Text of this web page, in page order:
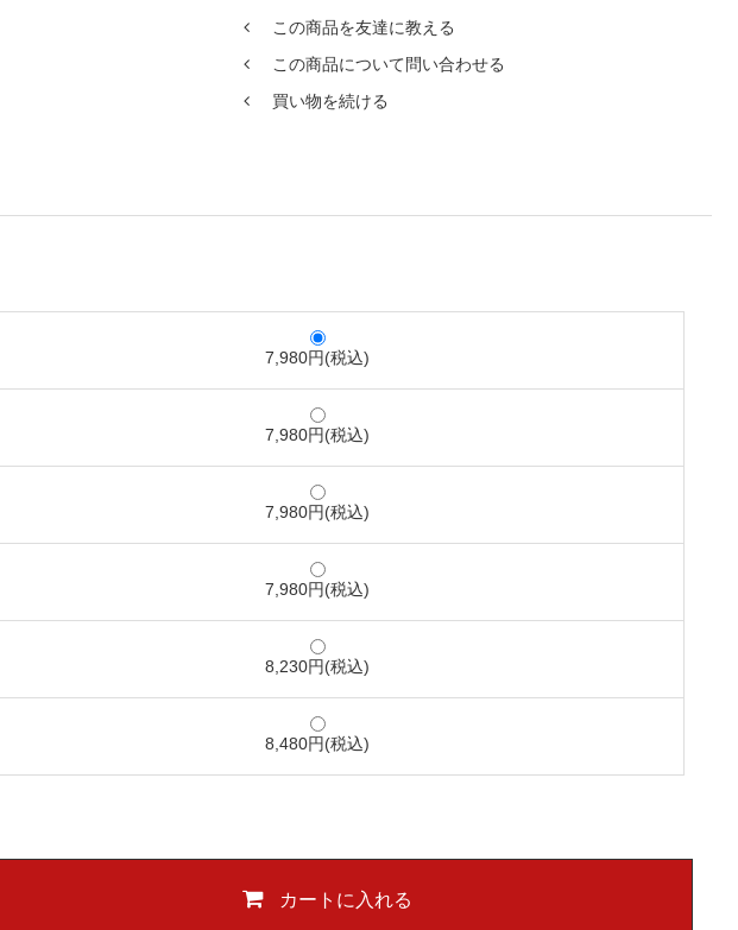
この商品を友達に教える
この商品について問い合わせる
買い物を続ける
7,980円(税込)
7,980円(税込)
7,980円(税込)
7,980円(税込)
8,230円(税込)
8,480円(税込)
カートに入れる